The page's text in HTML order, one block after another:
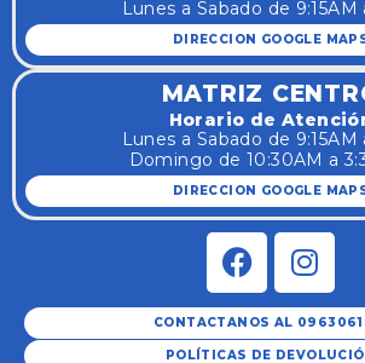
Lunes a Sabado de 9:15AM
DIRECCION GOOGLE
MATRIZ
Horario de
Lunes a Sabado de 9:15AM
Domingo de 10:30AM a
DIRECCION GOOGLE
CONTACTANOS AL
POLÍTICAS DE